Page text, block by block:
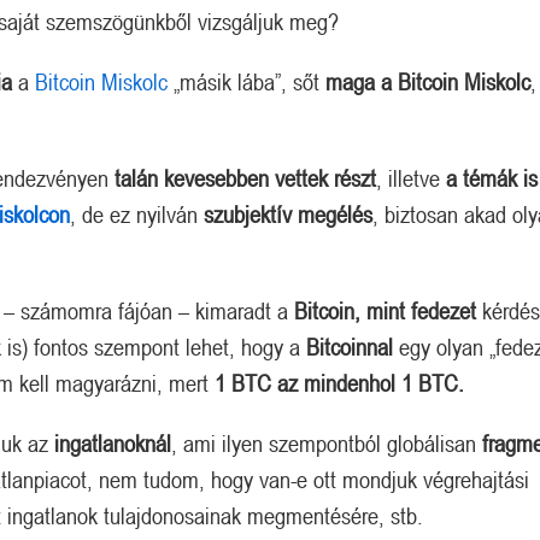
szemszögünkből vizsgáljuk meg?
a Bitcoin Miskolc „másik lába”, sőt maga a Bitcoin Miskolc
talán kevesebben vettek részt , illetve a témák is
, de ez nyilván szubjektív megélés, biztosan akad
számomra fájóan – kimaradt a Bitcoin, mint fedezet
fontos szempont lehet, hogy a Bitcoinnal egy olyan
kell magyarázni, mert 1 BTC az mindenhol 1 BTC.
az ingatlanoknál , ami ilyen szempontból globálisan
nem tudom, hogy van-e ott mondjuk végrehajtási
tulajdonosainak megmentésére, stb.
Megérkezett a kazah Bitcoin tartalék? Orosz kriptós fejlemények.